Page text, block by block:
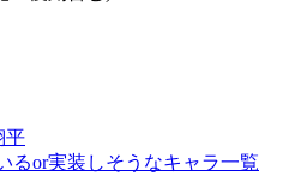
平
るor実装しそうなキャラ一覧